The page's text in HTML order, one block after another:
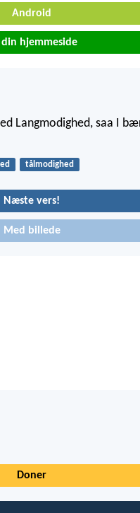
Android
din hjemmeside
Langmodighed, saa I
tålmodighed
Næste vers!
Med billede
Doner